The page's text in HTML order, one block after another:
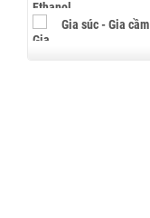
Gia súc - Gia cầm